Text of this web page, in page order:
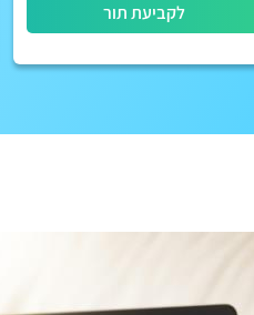
לקביעת תור